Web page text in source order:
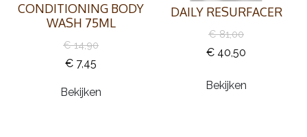
CONDITIONING BODY
WASH 75ML
€ 14,90
€ 7,45
Bekijken
DAILY RESURFACER
€ 81,00
€ 40,50
Bekijken